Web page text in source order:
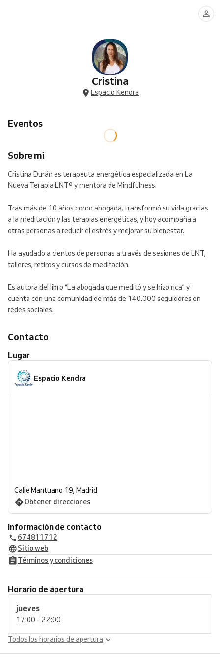
Cristina
Espacio Kendra
Eventos
Sobre mí
Cristina Durán es terapeuta energética especializada en La
Nueva Terapia LNT®️ y mentora de Mindfulness.
Tras más de 10 años como abogada, transformó su vida gracias
a la meditación y las terapias energéticas, y hoy acompaña a
otras personas a reducir el estrés y mejorar su bienestar.
Ha ayudado a cientos de personas a través de sesiones de LNT,
talleres, retiros y cursos de meditación.
Es autora del libro “La abogada que meditó y se hizo rica” y
cuenta con una comunidad de más de 140.000 seguidores en
redes sociales.
Contacto
Lugar
Espacio Kendra
Calle Mantuano 19, Madrid
Obtener direcciones
Información de contacto
674811712
Sitio web
Términos y condiciones
Horario de apertura
jueves
17:00 – 22:00
Todos los horarios de apertura